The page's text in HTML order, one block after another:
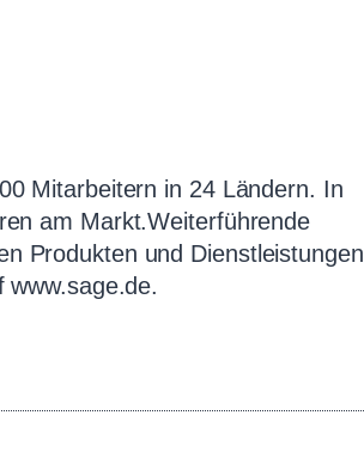
Mitarbeitern in 24 Ländern. In
am Markt.Weiterführende
Produkten und Dienstleistungen